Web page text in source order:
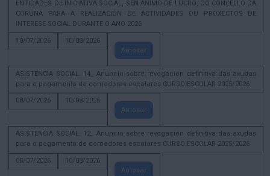
ENTIDADES DE INICIATIVA SOCIAL, SEN ÁNIMO DE LUCRO, DO CONCELLO DA
CORUÑA PARA A REALIZACIÓN DE ACTIVIDADES OU PROXECTOS DE
INTERESE SOCIAL DURANTE O ANO 2026
10/07/2026
10/08/2026
Amosar
ASISTENCIA SOCIAL. 14_ Anuncio sobre revogación definitiva das axudas
para o pagamento de comedores escolares CURSO ESCOLAR 2025/2026
08/07/2026
10/08/2026
Amosar
ASISTENCIA SOCIAL. 12_ Anuncio sobre revogación definitiva das axudas
para o pagamento de comedores escolares CURSO ESCOLAR 2025/2026
08/07/2026
10/08/2026
Amosar